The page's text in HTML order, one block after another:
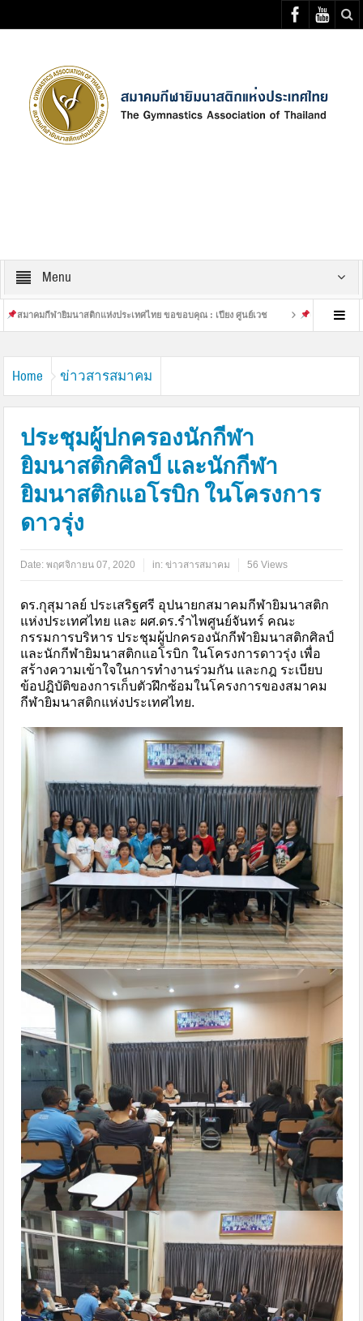
Menu
ายิมนาสติกแห่งประเทศไทย ขอขอบคุณ : เปียง ศูนย์เวช เสร็จสิ้นการฝึกซ้อมที่หนั
Home ข่าวสารสมาคม
ประชุมผู้ปกครองนักกีฬา
ยิมนาสติกศิลป์ และนักกีฬา
ยิมนาสติกแอโรบิก ในโครงการ
ดาวรุ่ง
Date:พฤศจิกายน 07, 2020 in:ข่าวสารสมาคม 56 Views
ดร.กุสุมาลย์ ประเสริฐศรี อุปนายกสมาคมกีฬายิมนาสติก
แห่งประเทศไทย และ ผศ.ดร.รำไพศูนย์จันทร์ คณะ
กรรมการบริหาร ประชุมผู้ปกครองนักกีฬายิมนาสติกศิลป์
และนักกีฬายิมนาสติกแอโรบิก ในโครงการดาวรุ่ง เพื่อ
สร้างความเข้าใจในการทำงานร่วมกัน และกฎ ระเบียบ
ข้อปฎิบัติของการเก็บตัวฝึกซ้อมในโครงการของสมาคม
กีฬายิมนาสติกแห่งประเทศไทย.